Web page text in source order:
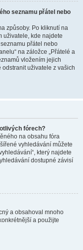
seznamu přátel nebo
způsoby. Po kliknutí na
uživatele, kde najdete
přátel nebo
na záložce „Přátelé a
vložením jejich
uživatele z vašich
fórech?
na obsahu fóra
vyhledávání můžete
který najdete
dostupné závisí
a obsahoval mnoho
a použijte